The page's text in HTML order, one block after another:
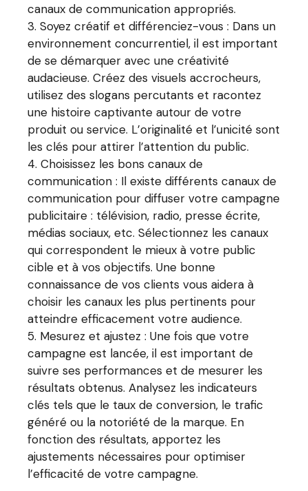
canaux de communication appropriés.
Soyez créatif et différenciez-vous : Dans un
environnement concurrentiel, il est important
de se démarquer avec une créativité
audacieuse. Créez des visuels accrocheurs,
utilisez des slogans percutants et racontez
une histoire captivante autour de votre
produit ou service. L’originalité et l’unicité sont
les clés pour attirer l’attention du public.
Choisissez les bons canaux de
communication : Il existe différents canaux de
communication pour diffuser votre campagne
publicitaire : télévision, radio, presse écrite,
médias sociaux, etc. Sélectionnez les canaux
qui correspondent le mieux à votre public
cible et à vos objectifs. Une bonne
connaissance de vos clients vous aidera à
choisir les canaux les plus pertinents pour
atteindre efficacement votre audience.
Mesurez et ajustez : Une fois que votre
campagne est lancée, il est important de
suivre ses performances et de mesurer les
résultats obtenus. Analysez les indicateurs
clés tels que le taux de conversion, le trafic
généré ou la notoriété de la marque. En
fonction des résultats, apportez les
ajustements nécessaires pour optimiser
l’efficacité de votre campagne.